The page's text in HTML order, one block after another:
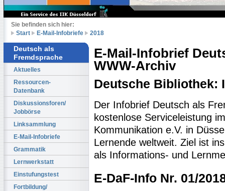
Sie befinden sich hier:
Start
E-Mail-Infobriefe 2018
Deutsch als
Fremdsprache
Aktuelles
Ressourcen-
Datenbank
Diskussionsforen/
Jobbörse
Linksammlung
E-Mail-Infobriefe
Grammatik
Lernwerkstatt
Einstufungstest
Fortbildung/
E-Mail-Infobrief
WWW-Archiv
Deutsche Bibliothek:
Der Infobrief Deutsch als
kostenlose Serviceleistung
Kommunikation e.V. in
Lernende weltweit. Ziel ist
als Informations- und
E-DaF-Info Nr. 01/